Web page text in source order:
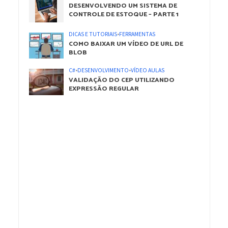
DESENVOLVENDO UM SISTEMA DE
CONTROLE DE ESTOQUE – PARTE 1
DICAS E TUTORIAIS•FERRAMENTAS
COMO BAIXAR UM VÍDEO DE URL DE
BLOB
C#•DESENVOLVIMENTO•VÍDEO AULAS
VALIDAÇÃO DO CEP UTILIZANDO
EXPRESSÃO REGULAR